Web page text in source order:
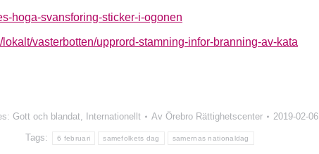
hoga-svansforing-sticker-i-ogonen
lokalt/vasterbotten/upprord-stamning-infor-branning-av-kata
Gott och blandat, Internationellt Av Örebro Rättighetscenter 2019-02-06
Tags: 6 februari samefolkets dag samernas nationaldag